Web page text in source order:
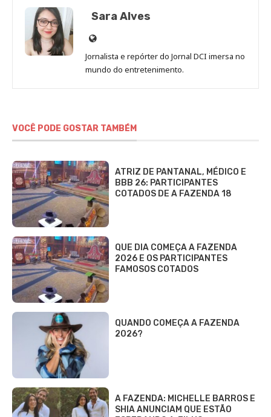
Sara Alves
Site
de
Sara
Jornalista e repórter do Jornal DCI imersa no
mundo do entretenimento.
VOCÊ PODE GOSTAR TAMBÉM
ATRIZ DE PANTANAL, MÉDICO E
BBB 26: PARTICIPANTES
COTADOS DE A FAZENDA 18
QUE DIA COMEÇA A FAZENDA
2026 E OS PARTICIPANTES
FAMOSOS COTADOS
QUANDO COMEÇA A FAZENDA
2026?
A FAZENDA: MICHELLE BARROS E
SHIA ANUNCIAM QUE ESTÃO